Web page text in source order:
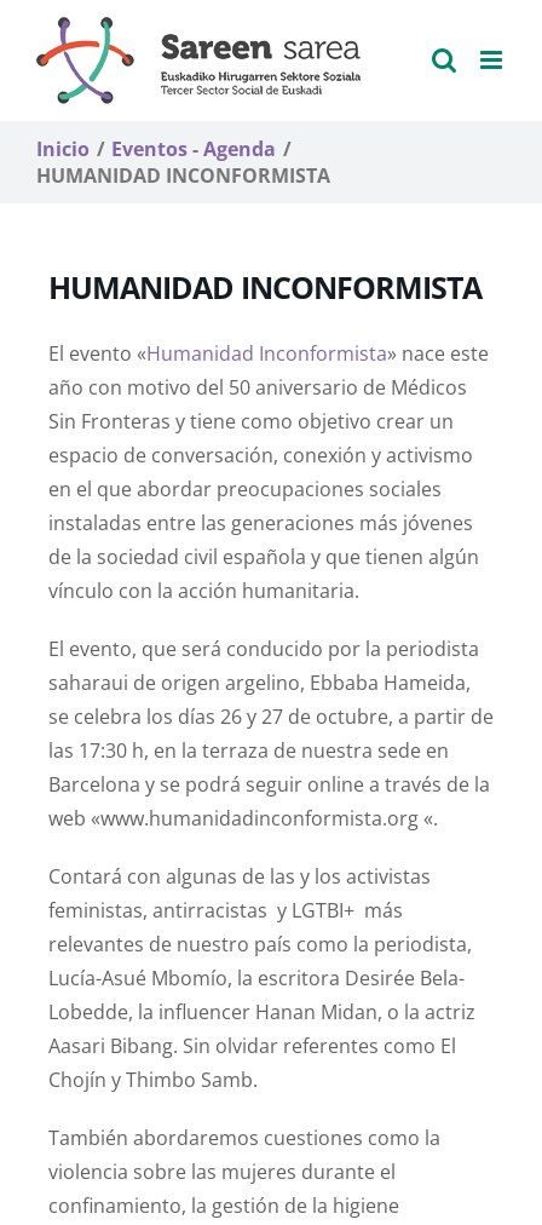
contenido
Inicio
Eventos - Agenda
HUMANIDAD INCONFORMISTA
HUMANIDAD INCONFORMISTA
El evento «Humanidad Inconformista» nace este
año con motivo del 50 aniversario de Médicos
Sin Fronteras y tiene como objetivo crear un
espacio de conversación, conexión y activismo
en el que abordar preocupaciones sociales
instaladas entre las generaciones más jóvenes
de la sociedad civil española y que tienen algún
vínculo con la acción humanitaria.
El evento, que será conducido por la periodista
saharaui de origen argelino, Ebbaba Hameida,
se celebra los días 26 y 27 de octubre, a partir de
las 17:30 h, en la terraza de nuestra sede en
Barcelona y se podrá seguir online a través de la
web «www.humanidadinconformista.org «.
Contará con algunas de las y los activistas
feministas, antirracistas y LGTBI+ más
relevantes de nuestro país como la periodista,
Lucía-Asué Mbomío, la escritora Desirée Bela-
Lobedde, la influencer Hanan Midan, o la actriz
Aasari Bibang. Sin olvidar referentes como El
Chojín y Thimbo Samb.
También abordaremos cuestiones como la
violencia sobre las mujeres durante el
confinamiento, la gestión de la higiene